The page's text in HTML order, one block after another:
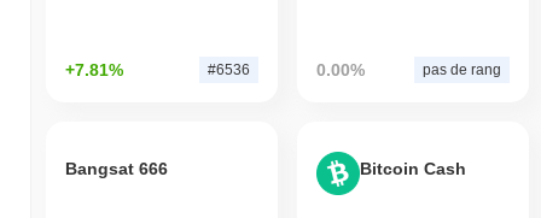
+7.81% #6536 0.00% pas de rang
Bangsat 666 Bitcoin Cash